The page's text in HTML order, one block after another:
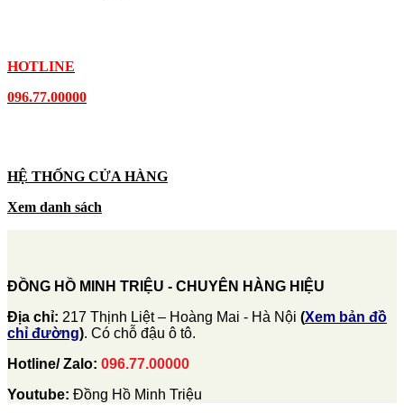
HOTLINE
096.77.00000
HỆ THỐNG CỬA HÀNG
Xem danh sách
ĐỒNG HỒ MINH TRIỆU - CHUYÊN HÀNG HIỆU
Địa chỉ: 217 Thịnh Liệt – Hoàng Mai - Hà Nội (Xem bản đồ
chỉ đường). Có chỗ đậu ô tô.
Hotline/ Zalo: 096.77.00000
Youtube: Đồng Hồ Minh Triệu